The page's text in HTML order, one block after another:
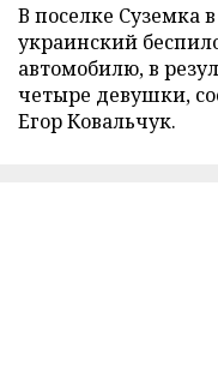
В поселке Суземка
украинский
автомобилю, в
четыре девушки,
Егор Ковальчук.